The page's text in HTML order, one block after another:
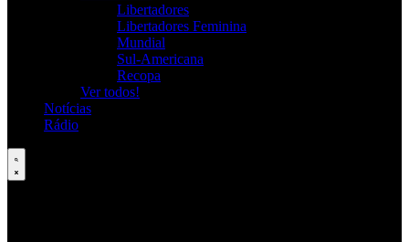
Libertadores
Libertadores Feminina
Mundial
Sul-Americana
Recopa
Ver todos!
Notícias
Rádio